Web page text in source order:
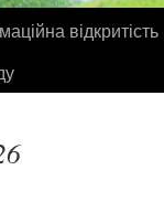
відкритість